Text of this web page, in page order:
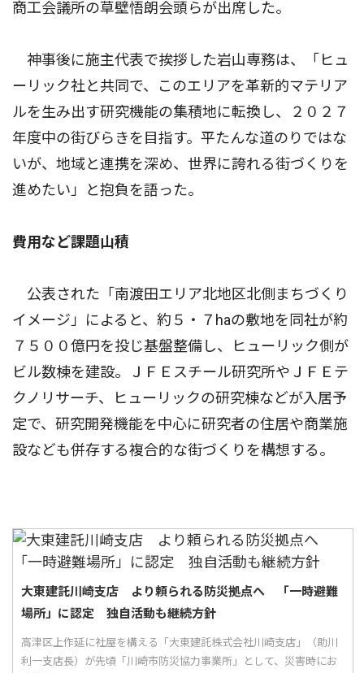
商工会議所の草壁悟朗会頭らが出席した。
神事後に施主代表で挨拶した岩山専務は、「ヒュ
ーリック社と共同で、このエリアを革新的マテリア
ルを生み出す研究機能の集積地に転換し、２０２７
年度中の街びらきを目指す。平たんな道のりではな
いが、地域と連携を深め、世界に誇れる街づくりを
進めたい」と抱負を語った。
費用など課題山積
公表された「南渡田エリア北地区北側まちづくり
イメージ」によると、約５・７haの敷地を同社が約
７５００億円を投じ基盤整備し、ヒューリック側が
ビル数棟を建設。ＪＦＥスチール研究所やＪＦＥテ
クノリサーチ、ヒューリックの研究棟などが入居予
定で、研究開発機能を中心に研究者の住居や商業施
設なども併存する複合的な街づくりを構想する。
大東建託川崎支店 より頼られる防災拠点へ 「一時避難
場所」に認定 独自活動も継続方針
高津区上作延に社屋を構える「大東建託株式会社川崎支店」（助川
利一支店長）が先頃「川崎市防災協力事業所」として、災害時にお